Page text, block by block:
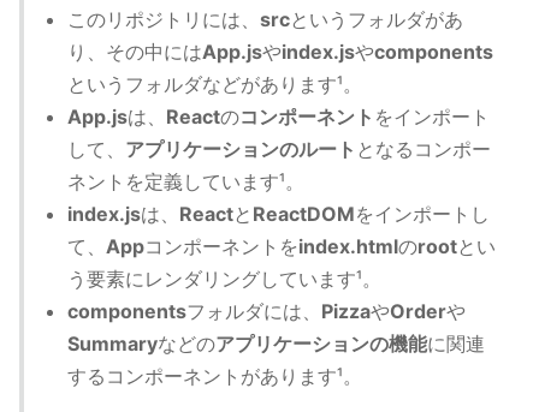
このリポジトリには、 srcというフォルダがあ
り、その中にはApp.jsやindex.jsやcomponents
というフォルダなどがあります¹。
App.jsは、 Reactのコンポーネント をインポート
して、 アプリケーションのルート となるコンポー
ネントを定義しています¹。
index.jsは、 Reactと ReactDOMをインポートし
て、 Appコンポーネントをindex.htmlのrootとい
う要素にレンダリングしています¹。
componentsフォルダには、 PizzaやOrderや
Summaryなどのアプリケーションの機能に関連
するコンポーネントがあります¹。